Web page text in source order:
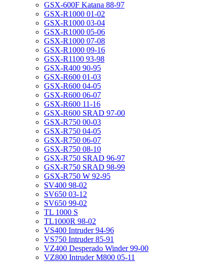
GSX-600F Katana 88-97
GSX-R1000 01-02
GSX-R1000 03-04
GSX-R1000 05-06
GSX-R1000 07-08
GSX-R1000 09-16
GSX-R1100 93-98
GSX-R400 90-95
GSX-R600 01-03
GSX-R600 04-05
GSX-R600 06-07
GSX-R600 11-16
GSX-R600 SRAD 97-00
GSX-R750 00-03
GSX-R750 04-05
GSX-R750 06-07
GSX-R750 08-10
GSX-R750 SRAD 96-97
GSX-R750 SRAD 98-99
GSX-R750 W 92-95
SV400 98-02
SV650 03-12
SV650 99-02
TL 1000 S
TL1000R 98-02
VS400 Intruder 94-96
VS750 Intruder 85-91
VZ400 Desperado Winder 99-00
VZ800 Intruder M800 05-11